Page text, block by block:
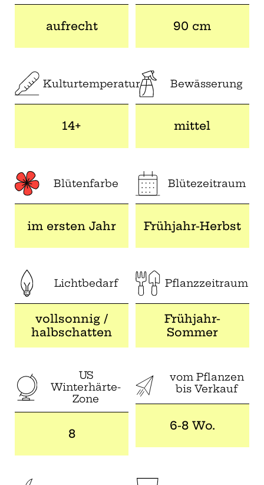
aufrecht 90 cm
Kulturtemperatur
14+
Bewässerung
mittel
Blütenfarbe
im ersten Jahr
Blütezeitraum
Frühjahr-Herbst
Lichtbedarf
vollsonnig /
halbschatten
Pflanzzeitraum
Frühjahr-
Sommer
US
Winterhärte-
Zone
8
vom Pflanzen
bis Verkauf
6-8 Wo.